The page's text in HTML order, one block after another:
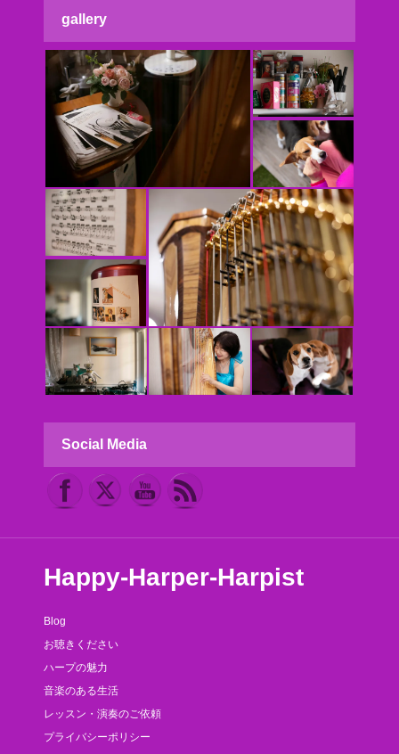
gallery
Social Media
Happy-Harper-Harpist
Blog
お聴きください
ハープの魅力
音楽のある生活
レッスン・演奏のご依頼
プライバシーポリシー